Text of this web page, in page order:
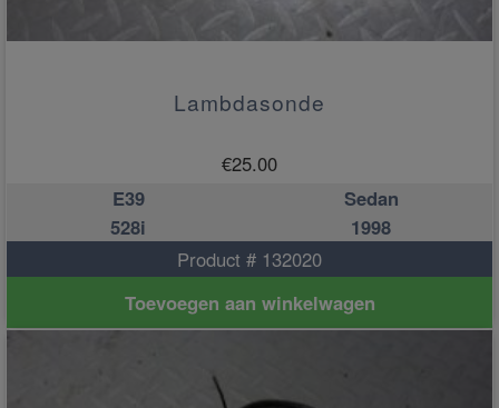
Lambdasonde
€25.00
E39
Sedan
528i
1998
Product # 132020
Toevoegen aan winkelwagen